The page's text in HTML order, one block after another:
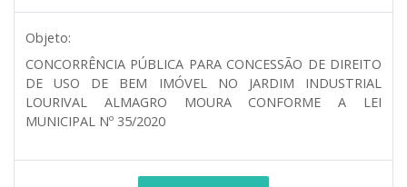
Objeto:
CONCORRÊNCIA PÚBLICA PARA CONCESSÃO DE DIREITO
DE USO DE BEM IMÓVEL NO JARDIM INDUSTRIAL
LOURIVAL ALMAGRO MOURA CONFORME A LEI
MUNICIPAL Nº 35/2020